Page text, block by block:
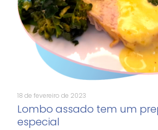
18 de fevereiro de 2023
Lombo assado tem um
especial